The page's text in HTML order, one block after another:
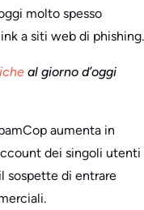
molto spesso
a siti web di phishing.
al giorno d’oggi
aumenta in
dei singoli utenti
sospette di entrare